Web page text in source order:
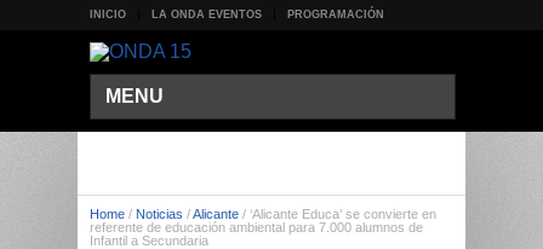
INICIO LA ONDA EVENTOS PROGRAMACIÓN
MENU
Home / Noticias /Alicante / ‘Alicante Educa’ se convierte en
referente de educación ambiental para 7.000 alumnos de
Infantil a Secundaria